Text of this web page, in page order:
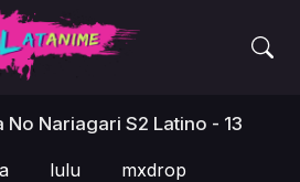
No Nariagari S2 Latino - 13
lulu mxdrop